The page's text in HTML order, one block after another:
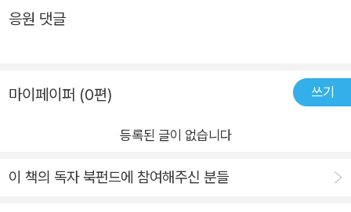
야기가 있어요. 특히 [소년이 온다]라는 작품으로 5.18 민주화운
다스리는 것을 말해요. 모든 사람은 소중하며, 누구나 생각을 자
유롭게 말하고, 우표를 통해 나라의 중요한 닝ㄹ을 결정할 권리가
있따는 것도 민주주의의 기본이에요. <소년이 온다>는 이러한
욱 특별해요.'​이렇게 다들 아는 소설가 한강 이야기로 민주주의,
기 해주네요.디지털 교과서 도입 찬성 반대 부터딥페이크 범죄 이
할수 있어서 초등아이들이 읽기에 정말 좋습니다><정치는 나
와 무관한 이야기가 아니다!라는걸 처음으로 알게 될거예요.#친
정치에 대한 관심은 우리의 권리와 의무를 알고 더 나은 사회를
데..초등부터 키우는 정치 문해력 친절한 정치 신문 도서를 만나
얼마나 반갑던지요.내가 초등학교 6학년 때 이런 생각들을 했었
나? 하는 생각도 스치며 아이가 정치에 관심을 갖는 모습을 보
본 친절한 정치 신문!우리 함께 살펴봐요:)친절한 정치 신문은 우
응원 댓글
마이페이퍼 (0편) 쓰기
등록된 글이 없습니다
이 책의 독자 북펀드에 참여해주신 분들